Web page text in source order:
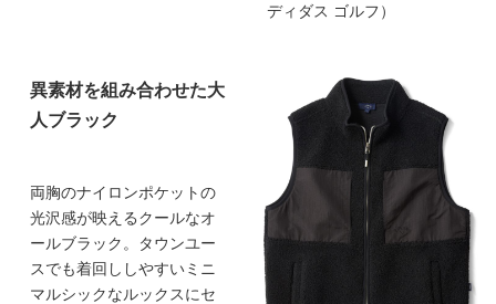
ディダス ゴルフ）
異素材を組み合わせた大
人ブラック
両胸のナイロンポケットの
光沢感が映えるクールなオ
ールブラック。タウンユー
スでも着回ししやすいミニ
マルシックなルックスにセ